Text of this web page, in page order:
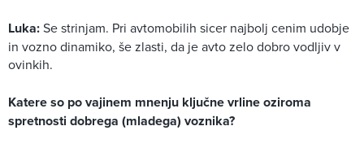
Luka:Se strinjam. Pri avtomobilih sicer najbolj cenim udobje
in vozno dinamiko, še zlasti, da je avto zelo dobro vodljiv v
ovinkih.
Katere so po vajinem mnenju ključne vrline oziroma
spretnosti dobrega (mladega) voznika?